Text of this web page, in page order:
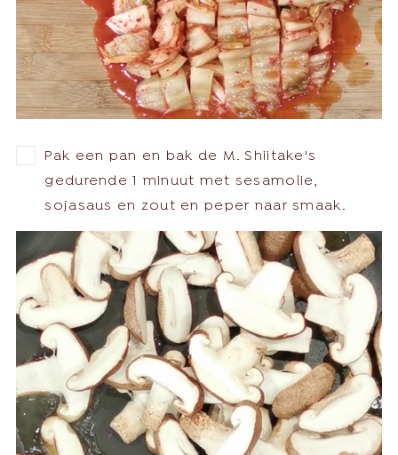
Pak een pan en bak de M. Shiitake's
gedurende 1 minuut met sesamolie,
sojasaus en zout en peper naar smaak.